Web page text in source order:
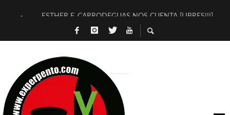
ESTHER F. CARRODEGUAS NOS CUENTA [LIBRES!!!]
[TERRA DE GUAPES] DE SANDRA MONFORT
TIMBRE 4, LA ESCUELA DEL DIRECTOR TEATRAL CLAUDIO
30 AÑOS (NO ES NADA) DE LA KATARSIS DEL TOMATAZO
MILITARES JUDÍAS EN #EXVITA